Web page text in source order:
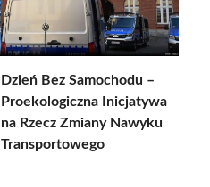
Dzień Bez Samochodu –
Proekologiczna Inicjatywa
na Rzecz Zmiany Nawyku
Transportowego